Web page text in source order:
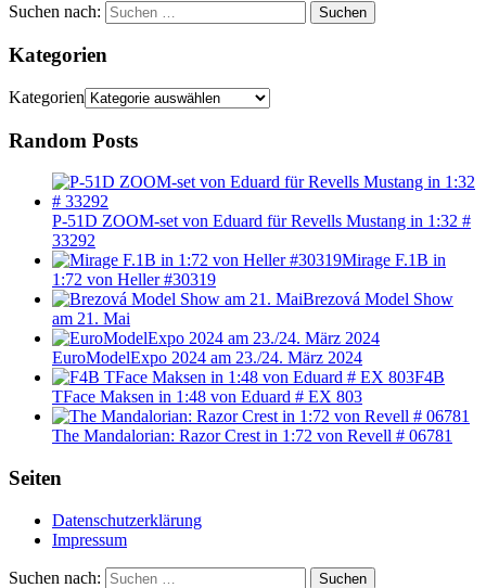
Suchen nach: Suchen
Kategorien
Kategorien
Random Posts
P-51D ZOOM-set von Eduard für Revells Mustang in 1:32 #
33292
Mirage F.1B in
1:72 von Heller #30319
Brezová Model Show
am 21. Mai
EuroModelExpo 2024 am 23./24. März 2024
F4B
TFace Maksen in 1:48 von Eduard # EX 803
The Mandalorian: Razor Crest in 1:72 von Revell # 06781
Seiten
Datenschutzerklärung
Impressum
Suchen nach: Suchen